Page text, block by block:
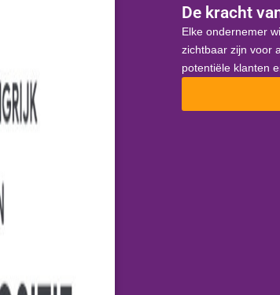
De kracht
Elke ondernemer
zichtbaar zijn voor
potentiële klanten